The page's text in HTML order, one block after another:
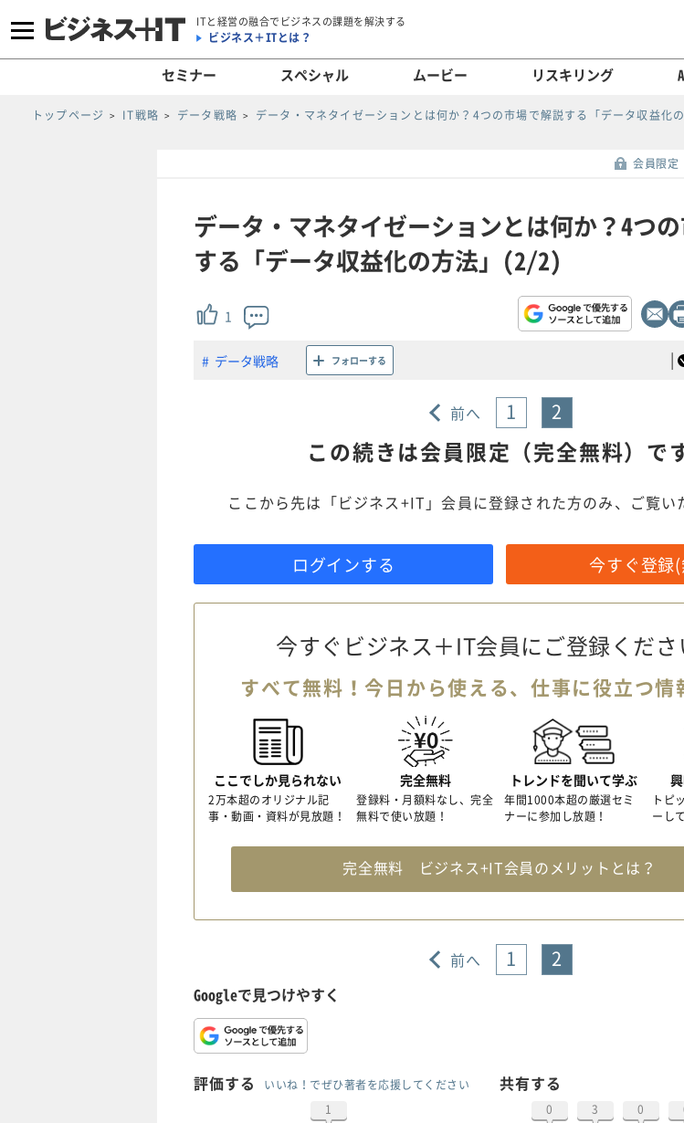
ITと経営の融合でビジネスの課題を解決する
ビジネス＋ITとは？
セミナー スペシャル ムービー リスキリング
トップページ IT戦略 データ戦略 データ・マネタイゼーションとは何か？4つの市場で解説する「データ収益化の
会員限定
データ・マネタイゼーションとは何か？4つ
する「データ収益化の方法」(2/2)
1
データ戦略 フォローする |
前へ 1 2
この続きは会員限定（完全無料）で
ここから先は「ビジネス+IT」会員に登録された方のみ、ご覧い
ログインする 今すぐ登録
今すぐビジネス＋IT会員にご登録くださ
すべて無料！今日から使える、仕事に役立つ情
ここでしか見られない
2万本超のオリジナル記
事・動画・資料が見放題！
完全無料
登録料・月額料なし、完全
無料で使い放題！
トレンドを聞いて学ぶ
年間1000本超の厳選セミ
ナーに参加し放題！
トピ
ーし
完全無料 ビジネス+IT会員のメリットとは？
前へ 1 2
Googleで見つけやすく
評価する
いいね！でぜひ著者を応援してください
1
共有する
0 3 0